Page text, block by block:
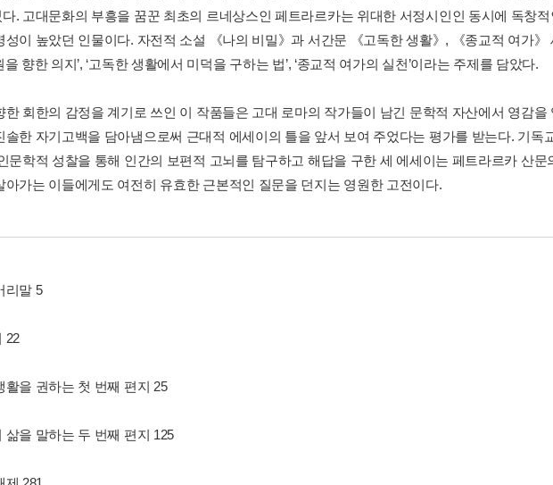
. 고대문화의 부흥을 꿈꾼 최초의 르네상스인 페트라르카는 위대한 서정시인인 동시에 독창
성이 높았던 인물이다. 자전적 소설 《나의 비밀》과 서간문 《고독한 생활》, 《종교적 여가》
을 향한 의지’, ‘고독한 생활에서 미덕을 구하는 법’, ‘종교적 여가의 실천’이라는 주제를 담았다.
한 회한의 감정을 계기로 쓰인 이 작품들은 고대 로마의 작가들이 남긴 문학적 자산에서 영감을
솔한 자기고백을 담아냄으로써 근대적 에세이의 틀을 앞서 보여 주었다는 평가를 받는다. 기독
문학적 성찰을 통해 인간의 보편적 고뇌를 탐구하고 해답을 구한 세 에세이는 페트라르카 산문
아가는 이들에게도 여전히 유효한 근본적인 질문을 던지는 영원한 고전이다.
리말 5
22
활을 권하는 첫 번째 편지 25
삶을 말하는 두 번째 편지 125